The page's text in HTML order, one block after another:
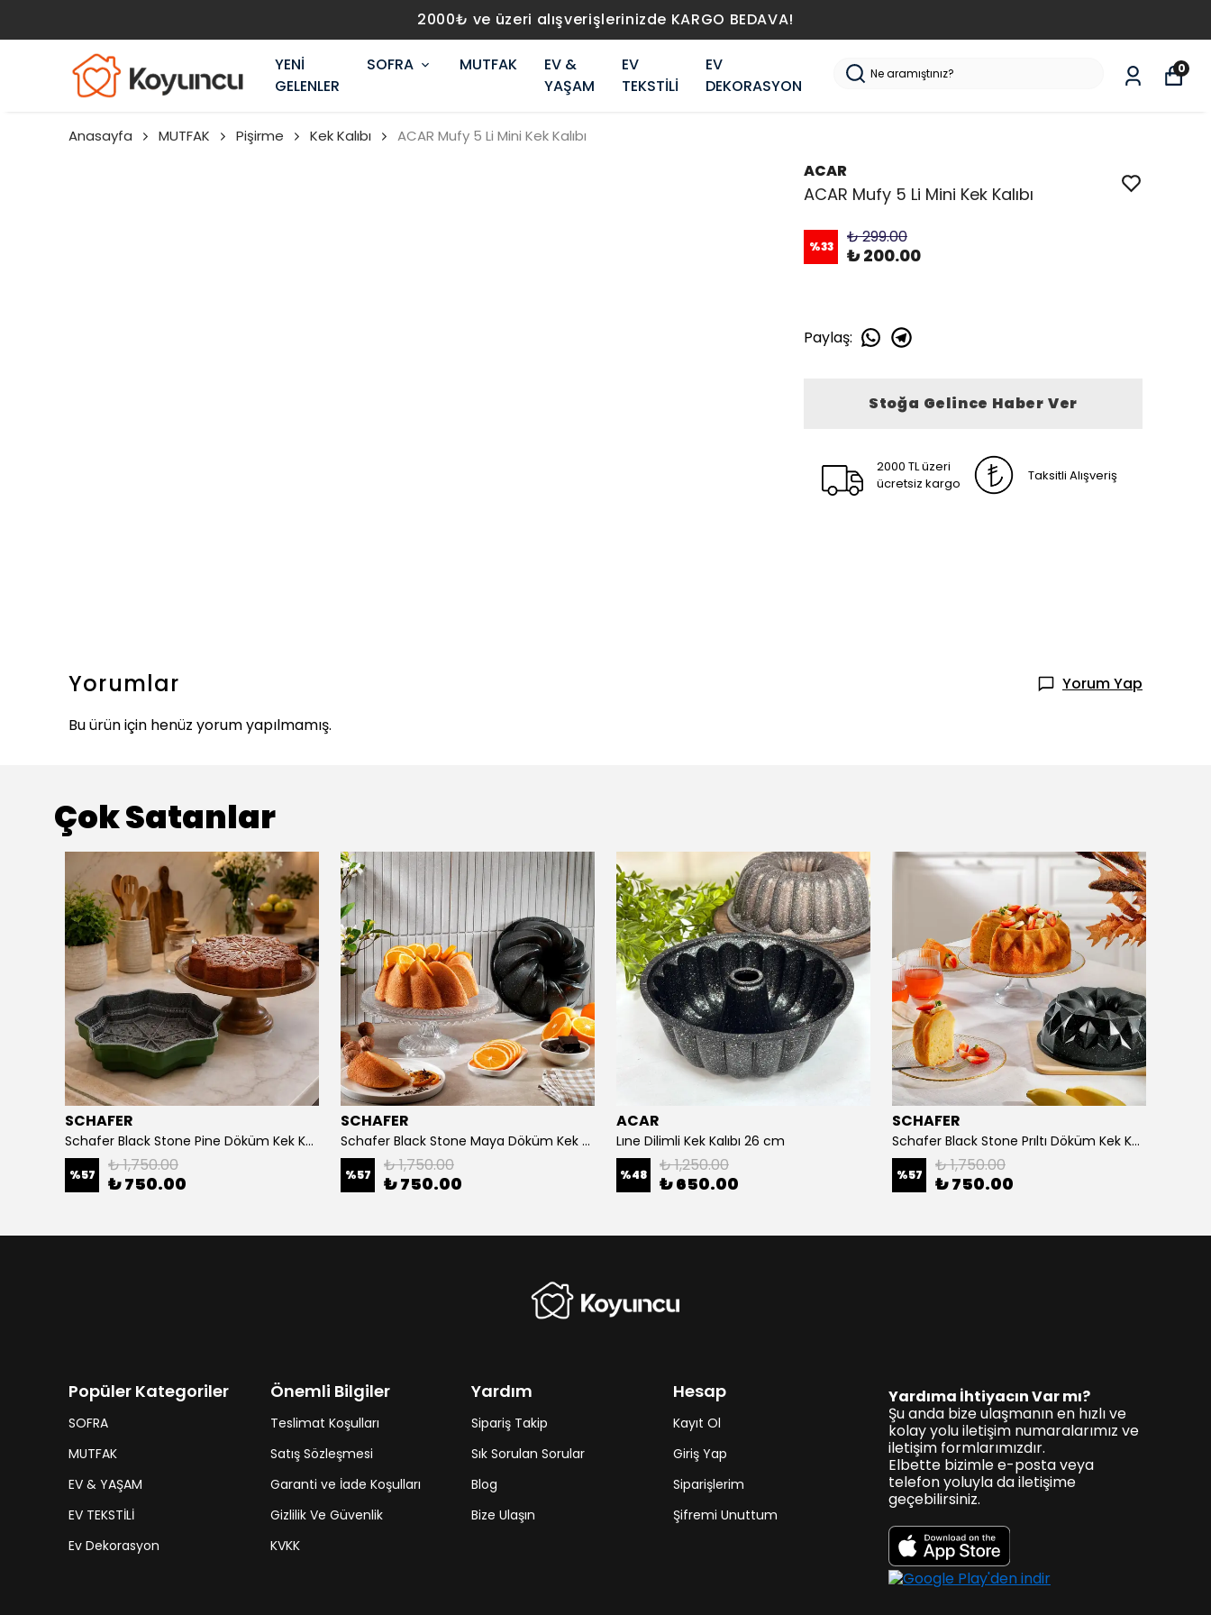
2000₺ ve üzeri alışverişlerinizde KARGO BEDAVA!
YENİ
GELENLER
SOFRA MUTFAK
EV &
YAŞAM
EV
TEKSTİLİ
EV
DEKORASYON
0
Anasayfa MUTFAK Pişirme Kek Kalıbı ACAR Mufy 5 Li Mini Kek Kalıbı
ACAR
ACAR Mufy 5 Li Mini Kek Kalıbı
%33 ₺ 299.00
₺ 200.00
Paylaş:
Stoğa Gelince Haber Ver
2000 TL üzeri
ücretsiz kargo
Taksitli Alışveriş
Yorumlar
Yorum Yap
Bu ürün için henüz yorum yapılmamış.
Çok Satanlar
SCHAFER
Schafer Black Stone Pine Döküm Kek Kalıbı-Yeşil
%57 ₺ 1,750.00
₺ 750.00
SCHAFER
Schafer Black Stone Maya Döküm Kek Kalıbı -Siyah
%57 ₺ 1,750.00
₺ 750.00
ACAR
Lıne Dilimli Kek Kalıbı 26 cm
%48 ₺ 1,250.00
₺ 650.00
SCHAFER
Schafer Black Stone Prıltı Döküm Kek Kalıbı-Siyah
%57 ₺ 1,750.00
₺ 750.00
Popüler Kategoriler
SOFRA
MUTFAK
EV & YAŞAM
EV TEKSTİLİ
Ev Dekorasyon
Önemli Bilgiler
Teslimat Koşulları
Satış Sözleşmesi
Garanti ve İade Koşulları
Gizlilik Ve Güvenlik
KVKK
Yardım
Sipariş Takip
Sık Sorulan Sorular
Blog
Bize Ulaşın
Hesap
Kayıt Ol
Giriş Yap
Siparişlerim
Şifremi Unuttum
Yardıma İhtiyacın Var mı?
Şu anda bize ulaşmanın en hızlı ve
kolay yolu iletişim numaralarımız ve
iletişim formlarımızdır.
Elbette bizimle e-posta veya
telefon yoluyla da iletişime
geçebilirsiniz.